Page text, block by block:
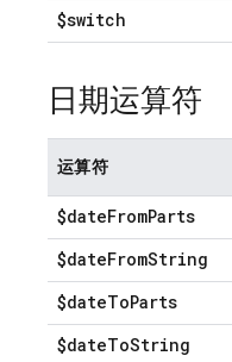
$switch
日期运算符
运算符
$dateFromParts
$dateFromString
$dateToParts
$dateToString